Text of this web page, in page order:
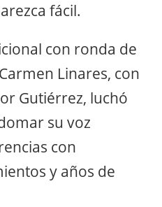
fácil.
con ronda de
Linares, con
Gutiérrez, luchó
su voz
con
y años de